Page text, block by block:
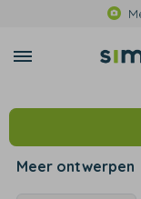
Meer ontwerpen